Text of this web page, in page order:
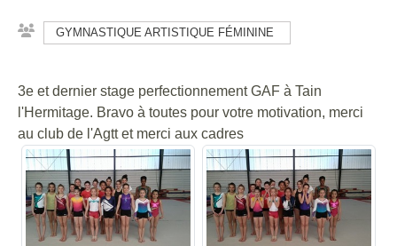
GYMNASTIQUE ARTISTIQUE FÉMININE
3e et dernier stage perfectionnement GAF à Tain
l'Hermitage. Bravo à toutes pour votre motivation, merci
au club de l'Agtt et merci aux cadres